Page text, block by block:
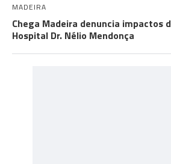
MADEIRA
Chega Madeira denuncia impactos
Hospital Dr. Nélio Mendonça